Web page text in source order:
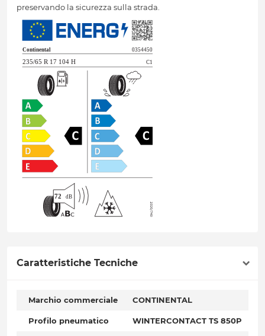
preservando la sicurezza sulla strada.
Caratteristiche Tecniche
Marchio commerciale CONTINENTAL
Profilo pneumatico WINTERCONTACT TS 850P